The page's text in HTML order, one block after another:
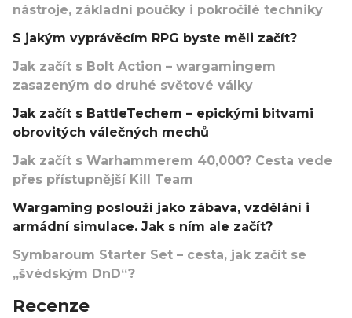
nástroje, základní poučky i pokročilé techniky
S jakým vyprávěcím RPG byste měli začít?
Jak začít s Bolt Action – wargamingem
zasazeným do druhé světové války
Jak začít s BattleTechem – epickými bitvami
obrovitých válečných mechů
Jak začít s Warhammerem 40,000? Cesta vede
přes přístupnější Kill Team
Wargaming poslouží jako zábava, vzdělání i
armádní simulace. Jak s ním ale začít?
Symbaroum Starter Set – cesta, jak začít se
„švédským DnD“?
Recenze